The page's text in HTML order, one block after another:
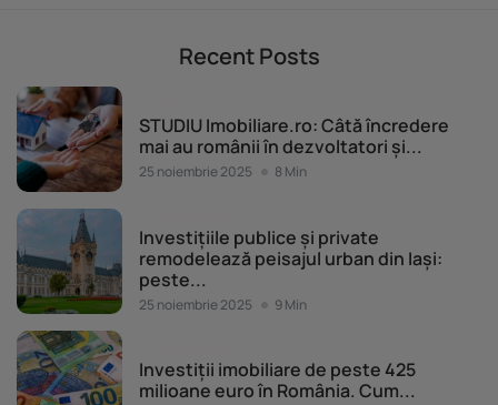
Recent Posts
STUDIU Imobiliare.ro: Câtă încredere
mai au românii în dezvoltatori și...
25 noiembrie 2025 8 Min
Investițiile publice și private
remodelează peisajul urban din Iași:
peste...
25 noiembrie 2025 9 Min
Investiții imobiliare de peste 425
milioane euro în România. Cum...